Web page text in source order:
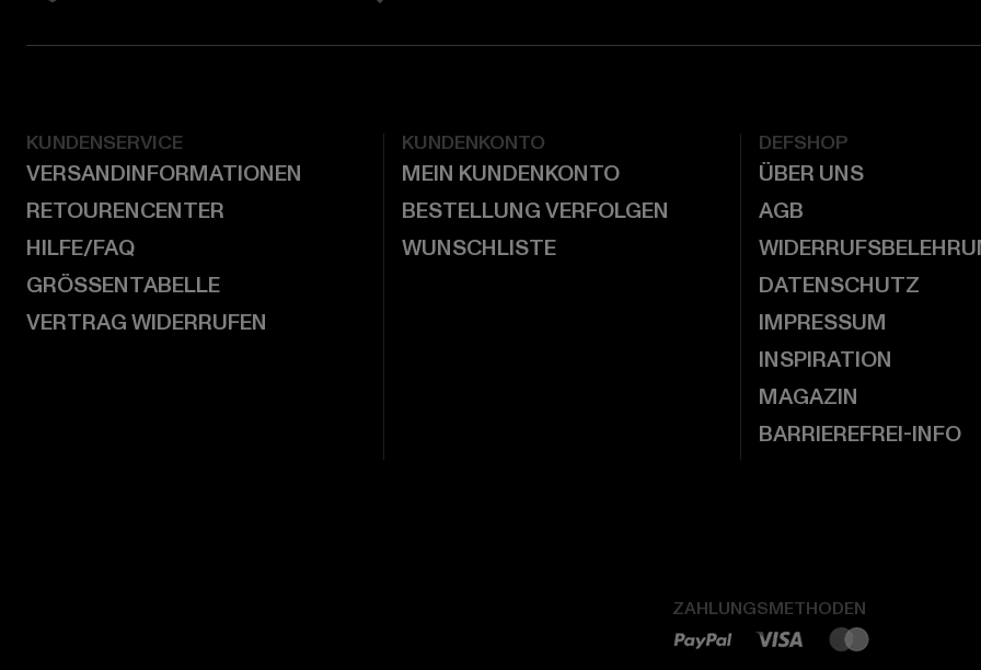
KUNDENSERVICE
VERSANDINFORMATIONEN
RETOURENCENTER
HILFE/FAQ
GRÖSSENTABELLE
VERTRAG WIDERRUFEN
KUNDENKONTO
MEIN KUNDENKONTO
BESTELLUNG VERFOLGEN
WUNSCHLISTE
DEFSHOP
ÜBER UNS
AGB
DATENSCHUTZ
IMPRESSUM
INSPIRATION
MAGAZIN
BARRIEREFREI-INFO
ZAHLUNGSMETHODEN